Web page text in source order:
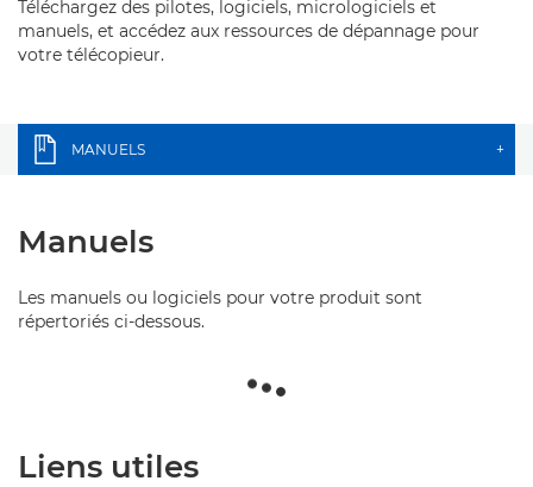
Téléchargez des pilotes, logiciels, micrologiciels et
manuels, et accédez aux ressources de dépannage pour
votre télécopieur.
MANUELS +
Manuels
Les manuels ou logiciels pour votre produit sont
répertoriés ci-dessous.
Liens utiles